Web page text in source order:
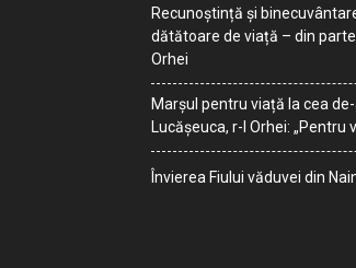
Recunoștință și
dătătoare de viață – din
Orhei
Marșul pentru viață la cea
Lucășeuca, r-l Orhei: „Pentru
Învierea Fiului văduvei din